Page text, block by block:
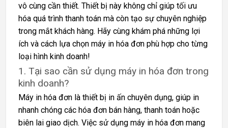
vô cùng cần thiết. Thiết bị này không chỉ giúp tối ưu
hóa quá trình thanh toán mà còn tạo sự chuyên nghiệp
trong mắt khách hàng. Hãy cùng khám phá những lợi
ích và cách lựa chọn máy in hóa đơn phù hợp cho từng
loại hình kinh doanh!
1. Tại sao cần sử dụng máy in hóa đơn trong
kinh doanh?
Máy in hóa đơn là thiết bị in ấn chuyên dụng, giúp in
nhanh chóng các hóa đơn bán hàng, thanh toán hoặc
biên lai giao dịch. Việc sử dụng máy in hóa đơn mang